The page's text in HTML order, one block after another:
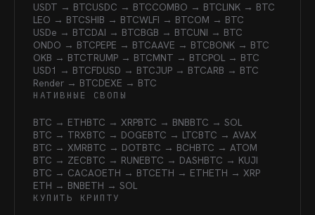
USDT → BTCUSDC → BTCCOMBO → BTCLINK → BTC
LEO → BTCSHIB → BTCWLFI → BTCOM → BTC
USDe → BTCDAI → BTCBGB → BTCUNI → BTC
ONDO → BTCPEPE → BTCAAVE → BTCBONK → BTC
OKB → BTCTRUMP → BTCMNT → BTCPOL → BTC
USD1 → BTCFDUSD → BTCJUP → BTCARB → BTC
Render → BTCDEXE → BTC
НАТИВНЫЕ СВОПЫ
BTC → ETHBTC → XRPBTC → BNBBTC → SOL
BTC → TRXBTC → DOGEBTC → LTCBTC → AVAX
BTC → XMRBTC → DOTBTC → BCHBTC → ATOM
BTC → ZECBTC → RUNEBTC → DASHBTC → KUJI
BTC → CACAOETH → BTCETH → ETHETH → XRP
ETH → BNBETH → SOL
КУПИТЬ КРИПТУ